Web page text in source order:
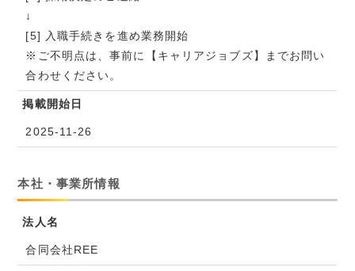
↓
[5] 入職手続きを進め業務開始
※ご不明点は、事前に【キャリアジョブズ】までお問い
合わせください。
掲載開始日
2025-11-26
本社・事業所情報
法人名
合同会社REE